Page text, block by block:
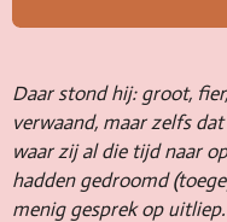
Daar stond hij: groot,
verwaand, maar zelfs
waar zij al die tijd naar
hadden gedroomd
menig gesprek op uitliep.